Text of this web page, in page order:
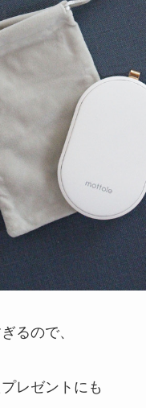
るので、
レゼントにも